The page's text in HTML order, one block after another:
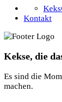
Kontakt
Kekse, die
Es sind die
machen.